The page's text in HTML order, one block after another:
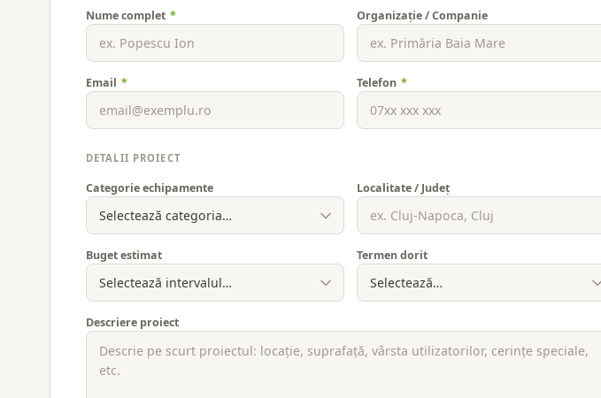
Nume complet * Organizație / Companie
Email * Telefon *
DETALII PROIECT
Categorie echipamente Localitate / Județ
Buget estimat Termen dorit
Descriere proiect